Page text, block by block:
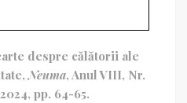
despre călătorii ale
Neuma, Anul VIII, Nr.
pp. 64-65.